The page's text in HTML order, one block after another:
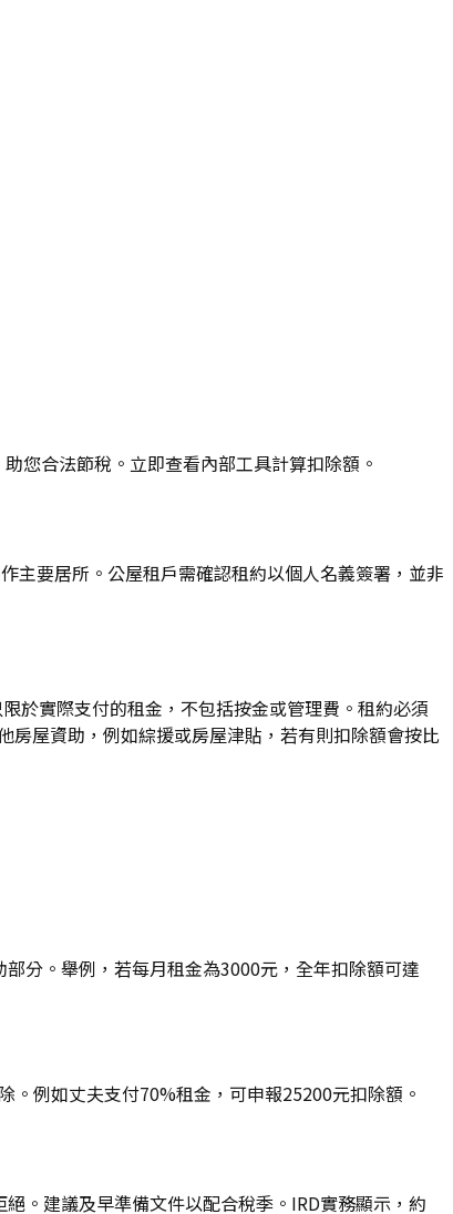
您合法節稅。立即查看內部工具計算扣除額。
主要居所。公屋租戶需確認租約以個人名義簽署，並非
於實際支付的租金，不包括按金或管理費。租約必須
屋資助，例如綜援或房屋津貼，若有則扣除額會按比
分。舉例，若每月租金為3000元，全年扣除額可達
例如丈夫支付70%租金，可申報25200元扣除額。
。建議及早準備文件以配合稅季。IRD實務顯示，約